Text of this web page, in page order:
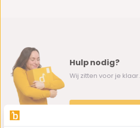
Hulp nodig?
Wij zitten voor je klaar.